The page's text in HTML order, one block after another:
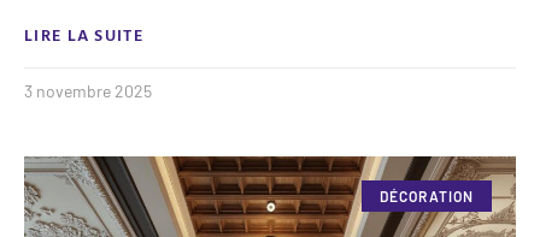
LIRE LA SUITE
3 novembre 2025
DÉCORATION